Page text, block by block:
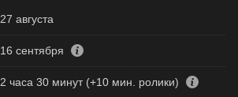
27 августа
16 сентября
2 часа 30 минут (+10 мин. ролики)